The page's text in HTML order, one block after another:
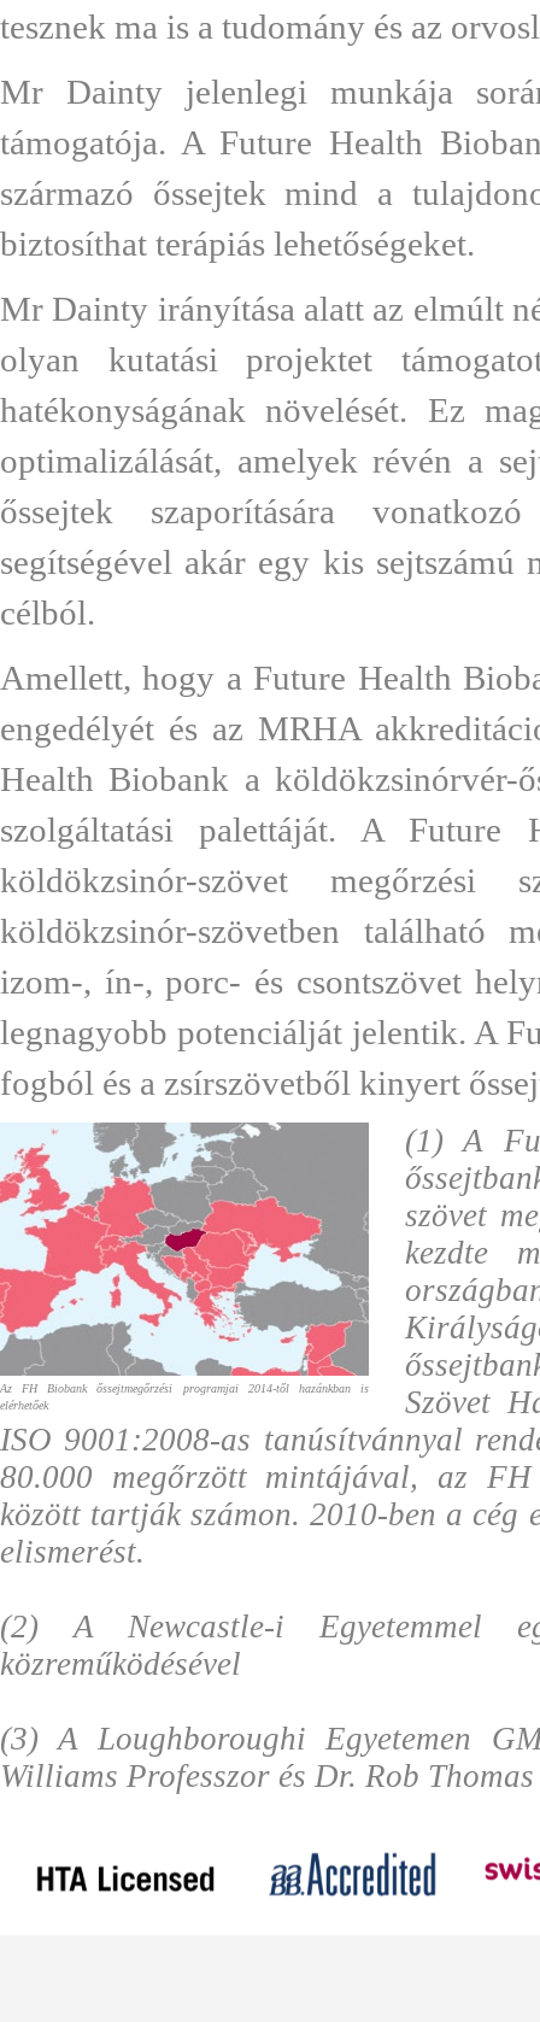
tesznek ma is a tudomány és az
Mr Dainty jelenlegi munkája
támogatója. A Future Health
származó őssejtek mind a
biztosíthat terápiás lehetőségeket.
Mr Dainty irányítása alatt az elmúlt
olyan kutatási projektet
hatékonyságának növelését. Ez
optimalizálását, amelyek révén a
őssejtek szaporítására
segítségével akár egy kis sejtszámú
célból.
Amellett, hogy a Future Health
engedélyét és az MRHA
Health Biobank a köldökzsinórvér-
szolgáltatási palettáját. A Future
köldökzsinór-szövet
köldökzsinór-szövetben található
izom-, ín-, porc- és csontszövet
legnagyobb potenciálját jelentik. A
fogból és a zsírszövetből kinyert
Az FH Biobank őssejtmegőrzési programjai 2014-től hazánkban is
elérhetőek
(1) A
szövet
kezdte
Szövet
ISO 9001:2008-as tanúsítvánnyal
80.000 megőrzött mintájával, az
között tartják számon. 2010-ben a
elismerést.
(2) A Newcastle-i Egyetemmel
közreműködésével
(3) A Loughboroughi Egyetemen
Williams Professzor és Dr. Rob